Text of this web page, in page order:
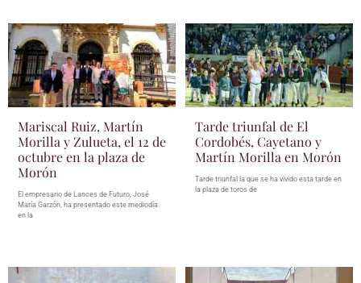
Mariscal Ruiz, Martín
Morilla y Zulueta, el 12 de
octubre en la plaza de
Morón
El empresario de Lances de Futuro, José
María Garzón, ha presentado este mediodía
en la
Tarde triunfal de El
Cordobés, Cayetano y
Martín Morilla en Morón
Tarde triunfal la que se ha vivido esta tarde en
la plaza de toros de